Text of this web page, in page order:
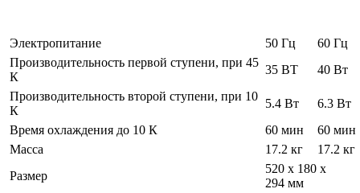
Электропитание 50 Гц
60 Гц
Производительность первой ступени, при 45
К
35 ВТ
40 Вт
Производительность второй ступени, при 10
К
5.4 Вт
6.3 Вт
Время охлаждения до 10 К
60 мин
60 мин
Масса
17.2 кг
17.2 кг
Размер
520 x 180 x
294 мм